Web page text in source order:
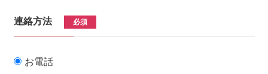
連絡方法 必須
お電話